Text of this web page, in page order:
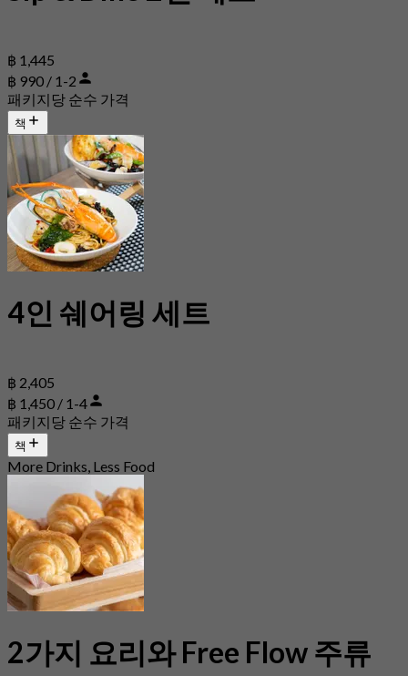
฿ 1,445
฿ 990 / 1-2
패키지당 순수 가격
책
4인 쉐어링 세트
฿ 2,405
฿ 1,450 / 1-4
패키지당 순수 가격
책
More Drinks, Less Food
2가지 요리와 Free Flow 주류